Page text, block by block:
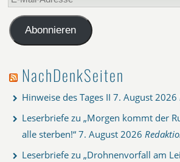
Mail-
AdresseAbonnieren
NachDenkSeiten
Hinweise des Tages II 7. August 2026
Leserbriefe zu „Morgen kommt der
alle sterben!“ 7. August 2026
Leserbriefe zu „Drohnenvorfall am